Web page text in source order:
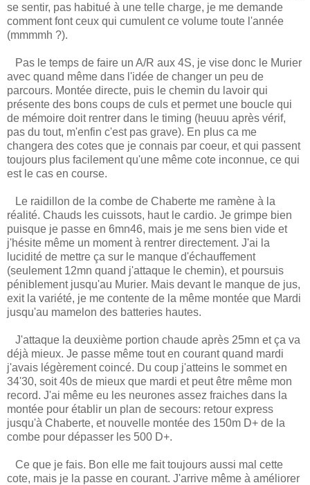
se sentir, pas habitué à une telle charge, je me demande
comment font ceux qui cumulent ce volume toute l'année
(mmmmh ?).
Pas le temps de faire un A/R aux 4S, je vise donc le Murier
avec quand même dans l'idée de changer un peu de
parcours. Montée directe, puis le chemin du lavoir qui
présente des bons coups de culs et permet une boucle qui
de mémoire doit rentrer dans le timing (heuuu après vérif,
pas du tout, m'enfin c'est pas grave). En plus ca me
changera des cotes que je connais par coeur, et qui passent
toujours plus facilement qu'une même cote inconnue, ce qui
est le cas en course.
Le raidillon de la combe de Chaberte me ramène à la
réalité. Chauds les cuissots, haut le cardio. Je grimpe bien
puisque je passe en 6mn46, mais je me sens bien vide et
j'hésite même un moment à rentrer directement. J'ai la
lucidité de mettre ça sur le manque d'échauffement
(seulement 12mn quand j'attaque le chemin), et poursuis
péniblement jusqu'au Murier. Mais devant le manque de jus,
exit la variété, je me contente de la même montée que Mardi
jusqu'au mamelon des batteries hautes.
J'attaque la deuxième portion chaude après 25mn et ça va
déjà mieux. Je passe même tout en courant quand mardi
j'avais légèrement coincé. Du coup j'atteins le sommet en
34'30, soit 40s de mieux que mardi et peut être même mon
record. J'ai même eu les neurones assez fraiches dans la
montée pour établir un plan de secours: retour express
jusqu'à Chaberte, et nouvelle montée des 150m D+ de la
combe pour dépasser les 500 D+.
Ce que je fais. Bon elle me fait toujours aussi mal cette
cote, mais je la passe en courant. J'arrive même à améliorer